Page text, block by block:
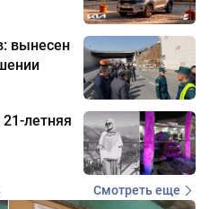
вынесен
летняя
Смотреть еще